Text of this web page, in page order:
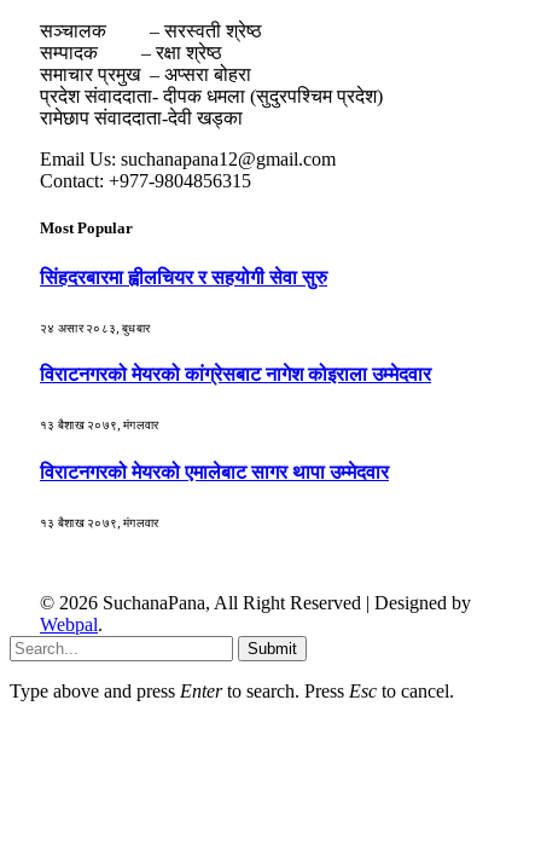
सञ्चालक – सरस्वती श्रेष्ठ
सम्पादक – रक्षा श्रेष्ठ
समाचार प्रमुख – अप्सरा बोहरा
प्रदेश संवाददाता- दीपक धमला (सुदुरपश्चिम प्रदेश)
रामेछाप संवाददाता-देवी खड्का
Email Us: suchanapana12@gmail.com
Contact: +977-9804856315
Most Popular
सिंहदरबारमा ह्वीलचियर र सहयोगी सेवा सुरु
२४ असार २०८३, बुधबार
विराटनगरको मेयरको कांग्रेसबाट नागेश कोइराला उम्मेदवार
१३ बैशाख २०७९, मंगलवार
विराटनगरको मेयरको एमालेबाट सागर थापा उम्मेदवार
१३ बैशाख २०७९, मंगलवार
© 2026 SuchanaPana, All Right Reserved | Designed by
Webpal.
Submit
Type above and press Enterto search. Press Esc to cancel.